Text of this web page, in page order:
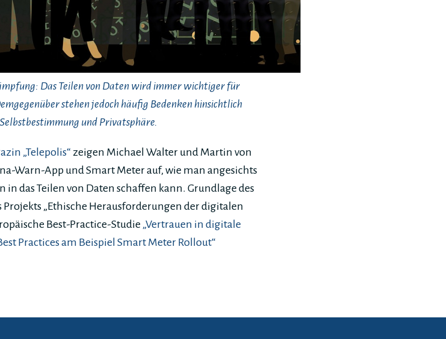
Das Teilen von Daten wird immer wichtiger für
stehen jedoch häufig Bedenken hinsichtlich
und Privatsphäre.
„Telepolis“ zeigen Michael Walter und Martin von
Warn-App und Smart Meter auf, wie man angesichts
das Teilen von Daten schaffen kann. Grundlage des
„Ethische Herausforderungen der digitalen
Best-Practice-Studie„Vertrauen in digitale
Practices am Beispiel Smart Meter Rollout“